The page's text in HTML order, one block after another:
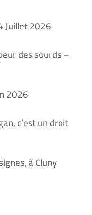
Juillet 2026
des sourds –
2026
c’est un droit
à Cluny